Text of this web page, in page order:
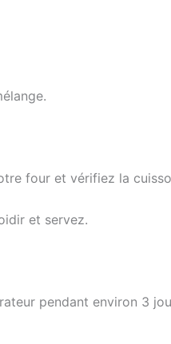
four et vérifiez la
et servez.
pendant environ 3